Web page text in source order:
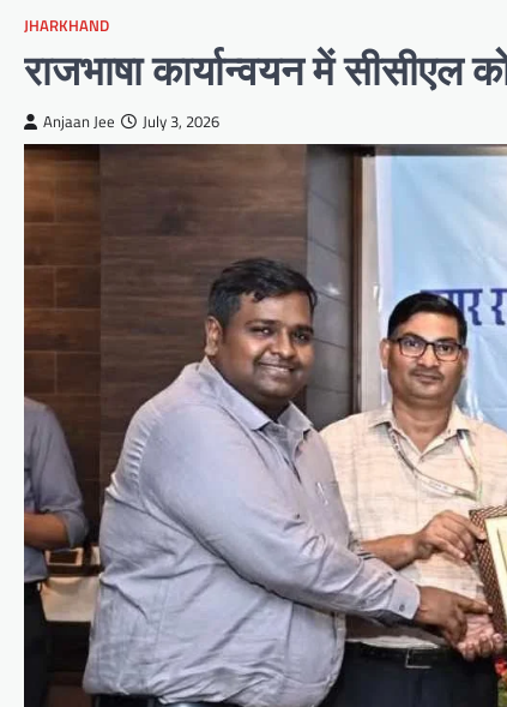
JHARKHAND
राजभाषा कार्यान्वयन में सीसीएल
Anjaan Jee July 3, 2026